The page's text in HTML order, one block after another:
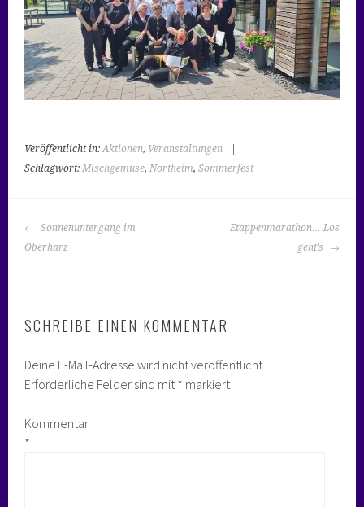
Veröffentlicht in:Aktionen, Veranstaltungen
Schlagwort:Mischgemüse,Northeim,Sommerfest
BEITRAGS-
NAVIGATION
Sonnenuntergang im
Oberharz
Etappenmarathon… Los
geht’s
SCHREIBE EINEN KOMMENTAR
Deine E-Mail-Adresse wird nicht veröffentlicht.
Erforderliche Felder sind mit* markiert
Kommentar
*